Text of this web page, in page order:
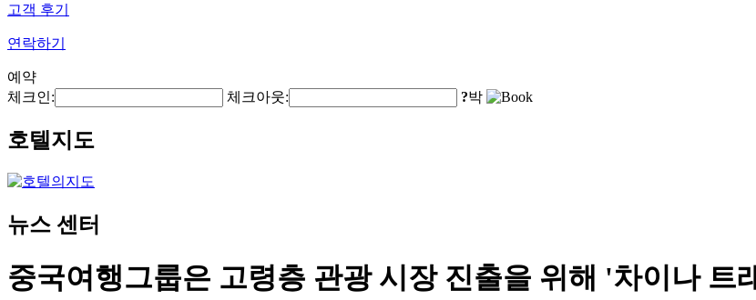
고객 후기
연락하기
예약
체크인:
체크아웃: ?박
호텔지도
뉴스 센터
중국여행그룹은 고령층 관광 시장 진출을 위해 '차이나 트